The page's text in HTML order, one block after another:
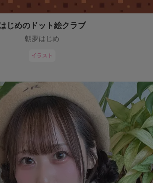
じめのドット絵クラブ
朝夢はじめ
イラスト